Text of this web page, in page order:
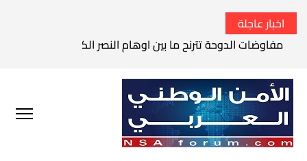
اخبار عاجلة
مفاوضات الدوحة تترنح ما بين اوهام النصر الكامل وواقع